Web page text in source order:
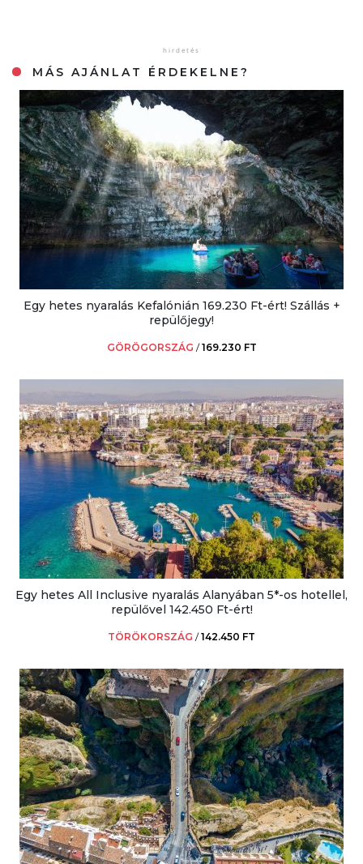
MÁS AJÁNLAT ÉRDEKELNE?
Egy hetes nyaralás Kefalónián 169.230 Ft-ért! Szállás +
repülőjegy!
GÖRÖGORSZÁG /169.230 FT
Egy hetes All Inclusive nyaralás Alanyában 5*-os hotellel,
repülővel 142.450 Ft-ért!
TÖRÖKORSZÁG /142.450 FT